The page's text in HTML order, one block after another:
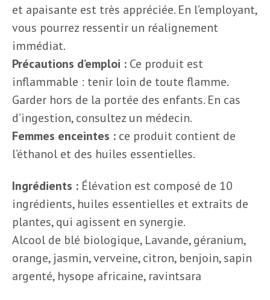
et apaisante est très appréciée. En l’employant,
vous pourrez ressentir un réalignement
immédiat.
Précautions d’emploi : Ce produit est
inflammable : tenir loin de toute flamme.
Garder hors de la portée des enfants. En cas
d’ingestion, consultez un médecin.
Femmes enceintes : ce produit contient de
l’éthanol et des huiles essentielles.
Ingrédients : Élévation est composé de 10
ingrédients, huiles essentielles et extraits de
plantes, qui agissent en synergie.
Alcool de blé biologique, Lavande, géranium,
orange, jasmin, verveine, citron, benjoin, sapin
argenté, hysope africaine, ravintsara